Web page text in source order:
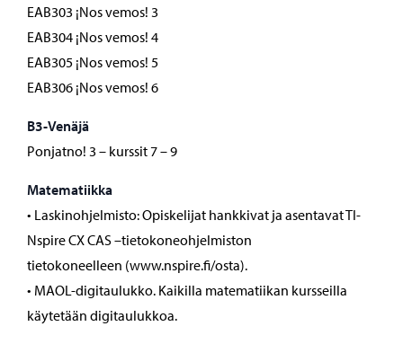
EAB303 ¡Nos vemos! 3
EAB304 ¡Nos vemos! 4
EAB305 ¡Nos vemos! 5
EAB306 ¡Nos vemos! 6
B3-Venäjä
Ponjatno! 3 – kurssit 7 – 9
Matematiikka
• Laskinohjelmisto: Opiskelijat hankkivat ja asentavat TI-
Nspire CX CAS –tietokoneohjelmiston
tietokoneelleen (www.nspire.fi/osta).
• MAOL-digitaulukko. Kaikilla matematiikan kursseilla
käytetään digitaulukkoa.